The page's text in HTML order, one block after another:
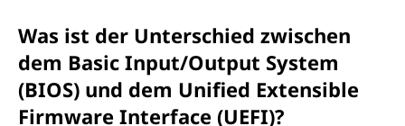
Was ist der Unterschied zwischen
dem Basic Input/Output System
(BIOS) und dem Unified Extensible
Firmware Interface (UEFI)?